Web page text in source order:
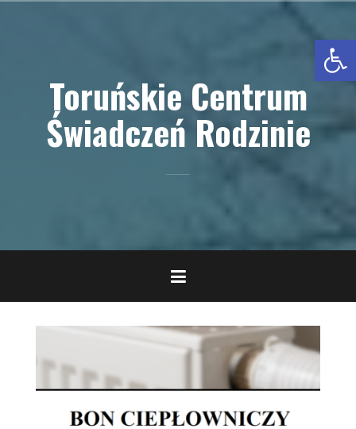
Otwórz pasek narzędzi
Toruńskie Centrum
Świadczeń Rodzinie